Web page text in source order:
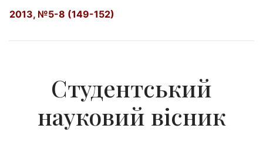
2013, №5-8 (149-152)
Студентський
науковий вісник